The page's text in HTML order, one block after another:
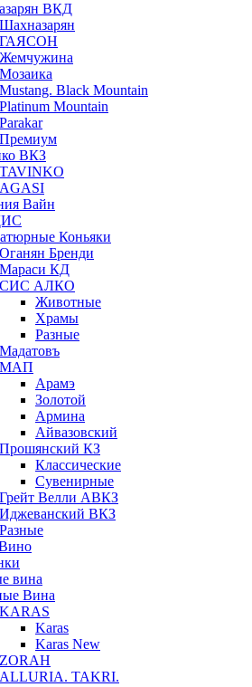
ВКД
Шахназарян
ГАЯСОН
Жемчужина
Мозаика
Mustang. Black Mountain
Platinum Mountain
Parakar
Премиум
ВКЗ
TAVINKO
AGASI
Вайн
Коньяки
Оганян Бренди
Мараси КД
СИС АЛКО
Животные
Храмы
Разные
Мадатовъ
МАП
Арамэ
Золотой
Армина
Айвазовский
Прошянский КЗ
Классические
Сувенирные
Грейт Велли АВКЗ
Иджеванский ВКЗ
Разные
вина
Вина
KARAS
Karas
Karas New
ZORAH
ALLURIA. TAKRI.